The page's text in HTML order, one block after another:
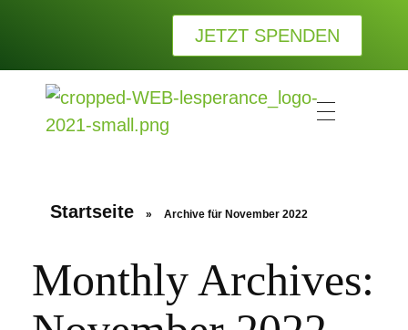
JETZT SPENDEN
Startseite » Archive für November 2022
Monthly Archives: